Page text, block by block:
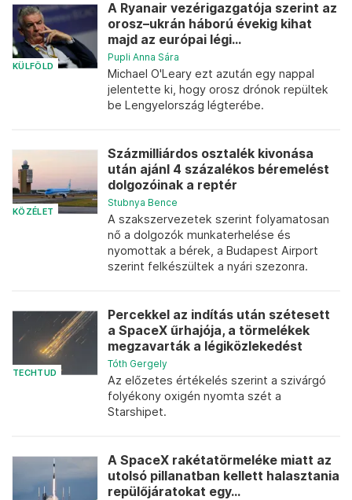
KÜLFÖLD
A Ryanair vezérigazgatója szerint az
orosz–ukrán háború évekig kihat
majd az európai légi...
Pupli Anna Sára
Michael O'Leary ezt azután egy nappal
jelentette ki, hogy orosz drónok repültek
be Lengyelország légterébe.
KÖZÉLET
Százmilliárdos osztalék kivonása
után ajánl 4 százalékos béremelést
dolgozóinak a reptér
Stubnya Bence
A szakszervezetek szerint folyamatosan
nő a dolgozók munkaterhelése és
nyomottak a bérek, a Budapest Airport
szerint felkészültek a nyári szezonra.
TECHTUD
Percekkel az indítás után szétesett
a SpaceX űrhajója, a törmelékek
megzavarták a légiközlekedést
Tóth Gergely
Az előzetes értékelés szerint a szivárgó
folyékony oxigén nyomta szét a
Starshipet.
A SpaceX rakétatörmeléke miatt az
utolsó pillanatban kellett halasztania
repülőjáratokat egy...